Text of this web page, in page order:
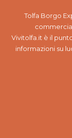
Tolfa Borgo
Vivitolfa.it è il
informazioni su